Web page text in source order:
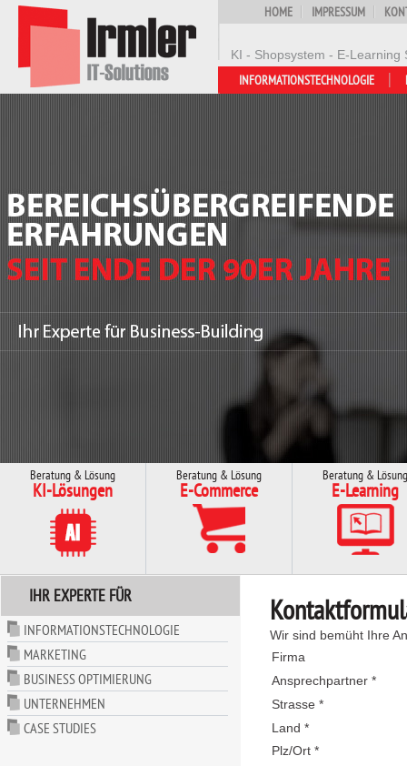
KI - Shopsystem - E-
HOME IMPRESSUM
INFORMATIONSTECHNOLOGIE
Beratung & Lösung
KI-Lösungen
Beratung & Lösung
E-Commerce
Beratung & Lösung
E-Learning
IHR EXPERTE FÜR
INFORMATIONSTECHNOLOGIE
MARKETING
BUSINESS OPTIMIERUNG
UNTERNEHMEN
CASE STUDIES
Wir sind bemüht Ihre
Firma
Ansprechpartner *
Strasse *
Land *
Plz/Ort *